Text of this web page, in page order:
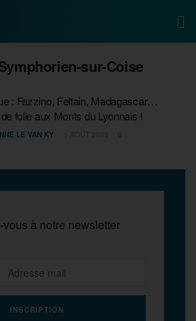
sur-Coise
: Fazzino, Feltain, Madagascar…
folie aux Monts du Lyonnais !
LE VAN KY
à notre newsletter